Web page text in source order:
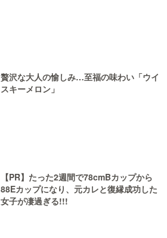
贅沢な大人の愉しみ…至福の味わい「ウイ
スキーメロン」
【PR】たった2週間で78cmBカップから
88Eカップになり、元カレと復縁成功した
女子が凄過ぎる!!!